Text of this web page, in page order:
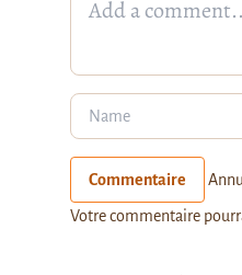
Commentaire
Votre commentaire